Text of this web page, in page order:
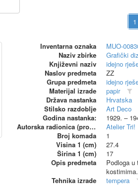
Inventarna oznaka
MUO-
Naziv zbirke
Grafički
Književni naziv
idejno
Naslov predmeta
ZZ
Grupa predmeta
idejno
Materijal izrade
papir
Država nastanka
Hrvatska
Stilsko razdoblje
Art Deco
Godina nastanka:
1929. –
Autorska radionica (proizvođač)
Atelier Tri!
Broj komada
1
Visina 1 (cm)
27.4
Širina 1 (cm)
17
Opis predmeta
Podloga
Tehnika izrade
tempera